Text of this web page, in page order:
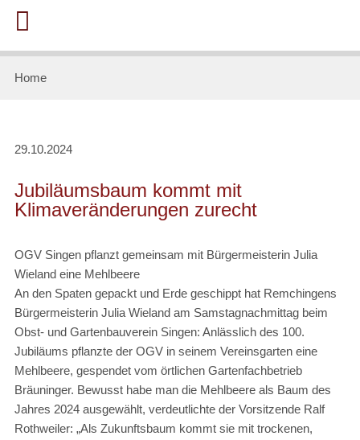
Home
29.10.2024
Jubiläumsbaum kommt mit
Klimaveränderungen zurecht
OGV Singen pflanzt gemeinsam mit Bürgermeisterin Julia
Wieland eine Mehlbeere
An den Spaten gepackt und Erde geschippt hat Remchingens
Bürgermeisterin Julia Wieland am Samstagnachmittag beim
Obst- und Gartenbauverein Singen: Anlässlich des 100.
Jubiläums pflanzte der OGV in seinem Vereinsgarten eine
Mehlbeere, gespendet vom örtlichen Gartenfachbetrieb
Bräuninger. Bewusst habe man die Mehlbeere als Baum des
Jahres 2024 ausgewählt, verdeutlichte der Vorsitzende Ralf
Rothweiler: „Als Zukunftsbaum kommt sie mit trockenen,